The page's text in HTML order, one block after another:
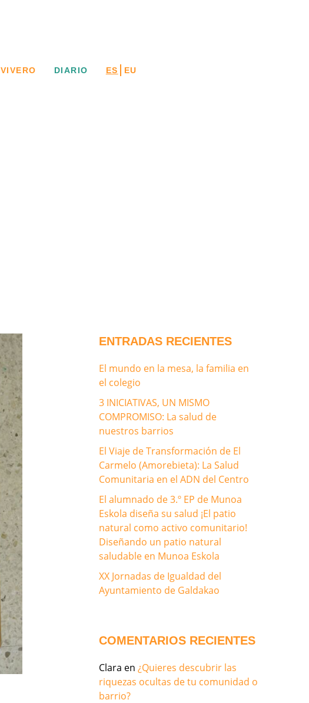
VIVERO DIARIO ES EU
ENTRADAS RECIENTES
El mundo en la mesa, la familia en
el colegio
3 INICIATIVAS, UN MISMO
COMPROMISO: La salud de
nuestros barrios
El Viaje de Transformación de El
Carmelo (Amorebieta): La Salud
Comunitaria en el ADN del Centro
El alumnado de 3.º EP de Munoa
Eskola diseña su salud ¡El patio
natural como activo comunitario!
Diseñando un patio natural
saludable en Munoa Eskola
XX Jornadas de Igualdad del
Ayuntamiento de Galdakao
COMENTARIOS RECIENTES
Clara en ¿Quieres descubrir las
riquezas ocultas de tu comunidad o
barrio?